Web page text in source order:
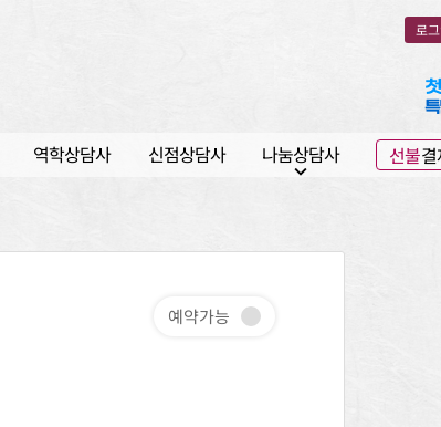
로
역학상담사 신점상담사 나눔상담사
expand_more
선불
예약가능